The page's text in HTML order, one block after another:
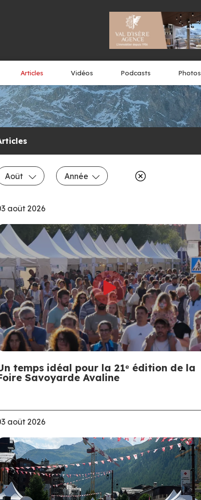
Articles Vidéos Podcasts Photos
Août Année
août 2026
temps idéal pour la 21ᵉ édition de la
Savoyarde Avaline
août 2026